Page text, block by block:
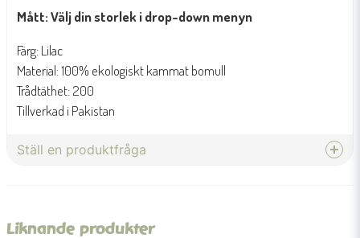
Mått: Välj din storlek i drop-down menyn
Färg: Lilac
Material: 100% ekologiskt kammat bomull
Trådtäthet: 200
Tillverkad i Pakistan
Ställ en produktfråga
Liknande produkter